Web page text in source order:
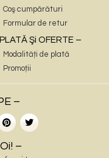
Coş cumpărături
Formular de retur
Şi OFERTE –
Modalități de plată
Promoții
–
–